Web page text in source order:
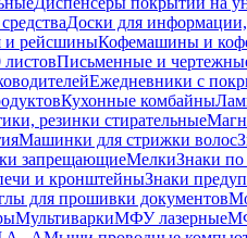
Доски для
и рейсшиныКофемашины и
Письменные и
Ежедневники с
Кухонные комбайны
резинки стирательные
Машинки для стрижки волос
запрещающиеМелкиЗнаки по
и кронштейныЗнаки
для прошивки документов
МультиваркиМФУ лазерные